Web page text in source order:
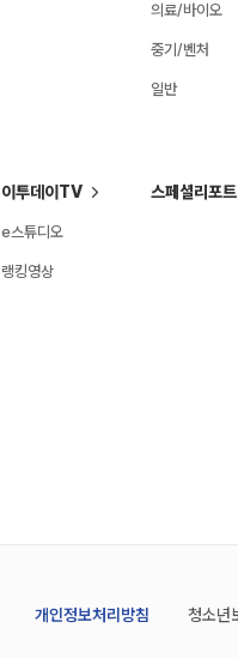
의료/바이오
중기/벤처
일반
이투데이TV
e스튜디오
랭킹영상
스페셜리포트
개인정보처리방침 청소년